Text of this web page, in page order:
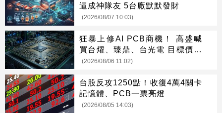
逼成神隊友 5台廠默默發財
(2026/08/07 10:03)
狂暴上修AI PCB商機！ 高盛喊
買台燿、臻鼎、台光電 目標價曝
光
(2026/08/06 11:02)
台股反攻1250點！收復4萬4關卡
記憶體、PCB一票亮燈
(2026/08/05 14:03)